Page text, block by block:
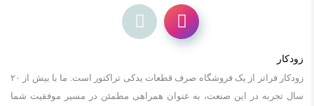
زودکار
زودكار فراتر از یک فروشگاه صرف قطعات یدکی تراکتور است. ما با بیش از ٢٠
سال تجربه در این صنعت، به عنوان همراهی مطمئن در مسیر موفقیت شما